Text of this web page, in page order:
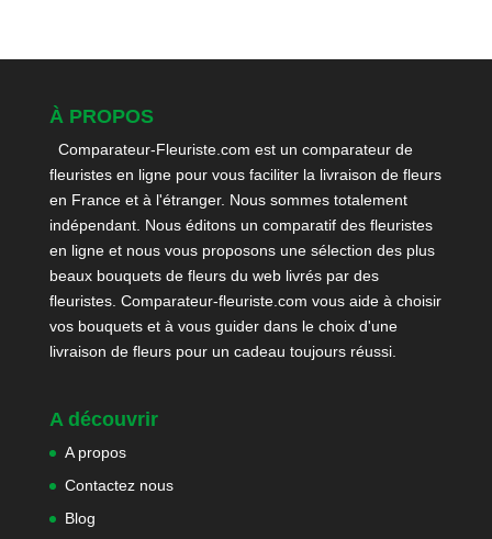
À PROPOS
Comparateur-Fleuriste.com est un comparateur de
fleuristes en ligne pour vous faciliter la livraison de fleurs
en France et à l'étranger. Nous sommes totalement
indépendant. Nous éditons un comparatif des fleuristes
en ligne et nous vous proposons une sélection des plus
beaux bouquets de fleurs du web livrés par des
fleuristes. Comparateur-fleuriste.com vous aide à choisir
vos bouquets et à vous guider dans le choix d'une
livraison de fleurs pour un cadeau toujours réussi.
A découvrir
A propos
Contactez nous
Blog